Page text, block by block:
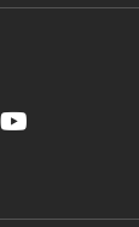
YouTube